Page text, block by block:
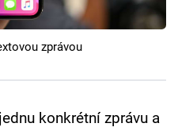
zprávou
konkrétní zprávu a